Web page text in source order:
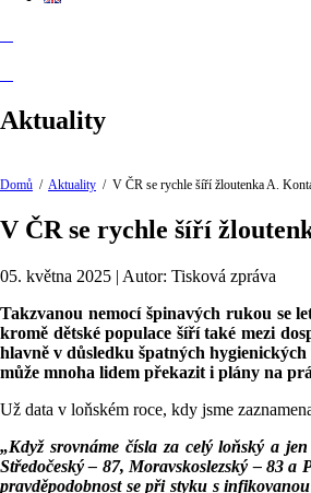
Aktuality
Domů / Aktuality / V ČR se rychle šíří žloutenka A.
V ČR se rychle šíří
05. května 2025 | Autor: Tisková zpráva
Takzvanou nemocí špinavých rukou se
kromě dětské populace šíří také mezi
hlavně v důsledku špatných
může mnoha lidem překazit i plány na
Už data v loňském roce, kdy jsme
„Když srovnáme čísla za celý loňský a
Středočeský – 87, Moravskoslezský – 83
pravděpodobnost se při styku s